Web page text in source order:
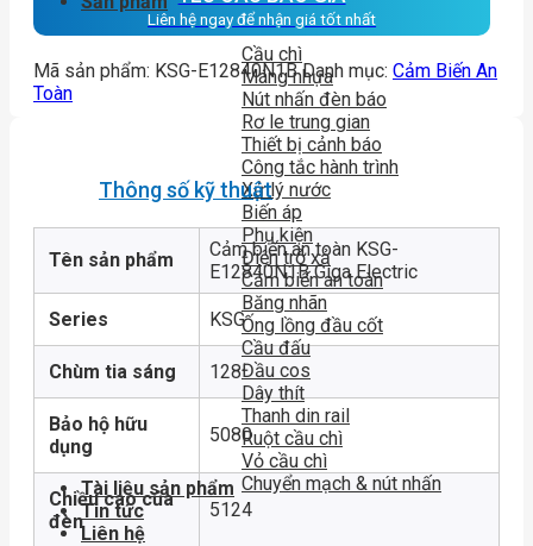
Cầu chì
Máng nhựa
Nút nhấn đèn báo
Rơ le trung gian
Thiết bị cảnh báo
Công tắc hành trình
Xử lý nước
Biến áp
Phụ kiện
Điện trở xả
Cảm biến an toàn
Băng nhãn
Ống lồng đầu cốt
Cầu đấu
Đầu cos
Dây thít
Thanh din rail
Ruột cầu chì
Vỏ cầu chì
Chuyển mạch & nút nhấn
Tài liệu sản phẩm
Tin tức
Liên hệ
Liên hệ ngay để nhận giá tốt nhất
Mã sản phẩm: KSG-E12840N1B Danh mục: Cảm Biến An
Toàn
Thông số kỹ thuật
Tên sản phẩm
Cảm biến an toàn KSG-
E12840N1B Giga Electric
Series KSG
Chùm tia sáng 128
Bảo hộ hữu
dụng
5080
Chiều cao của
đèn
5124